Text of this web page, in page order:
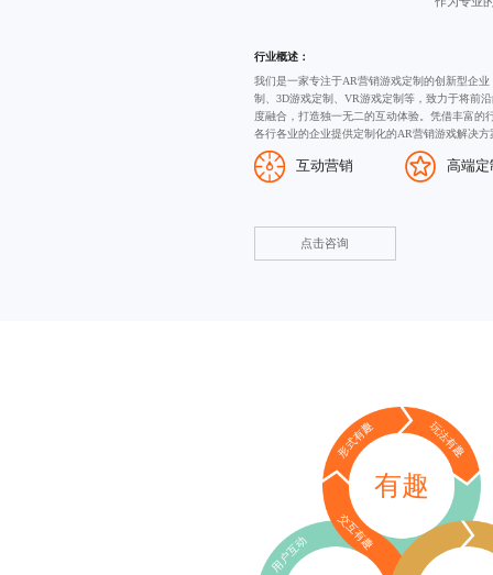
行业概述：
我们是一家专注于AR营销游戏定制的创新型企
制
、3D游戏定制
、VR游戏定制等，致力于将前
度融合，打造独一无二的互动体验。凭借丰富的
各行各业的企业提供定制化的AR营销游戏解决方
互动营销 高端定
点击咨询
有趣
形式有趣 玩法有趣
交互有趣
用户互动